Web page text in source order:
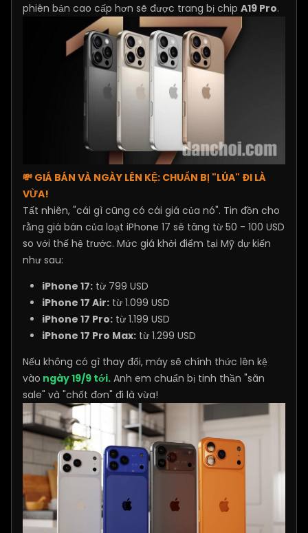
phiên bản cao cấp hơn sẽ được trang bị chip A19 Pro.
💸 GIÁ BÁN VÀ NGÀY LÊN KỆ: CHUẨN BỊ "LÚA" ĐI LÀ
VỪA!
Tất nhiên, "cái gì cũng có cái giá của nó". Tin đồn cho
rằng giá bán của loạt iPhone 17 sẽ tăng từ 50 - 100 USD
so với thế hệ trước. Mức giá khởi điểm tại Mỹ dự kiến
như sau:
iPhone 17: từ 799 USD
iPhone 17 Air: từ 1.099 USD
iPhone 17 Pro: từ 1.199 USD
iPhone 17 Pro Max: từ 1.299 USD
Nếu không có gì thay đổi, máy sẽ chính thức lên kệ
vào ngày 19/9 tới. Anh em chuẩn bị tinh thần "săn
sale" và "chốt đơn" đi là vừa!